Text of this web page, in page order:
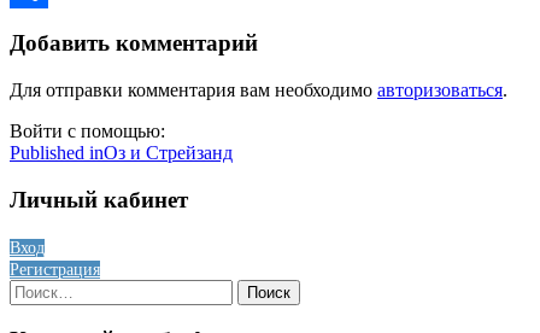
Добавить комментарий
Для отправки комментария вам необходимо авторизоваться.
Войти с помощью:
Навигация
по
Published inОз и Стрейзанд
Личный кабинет
Вход
Регистрация
Найти: